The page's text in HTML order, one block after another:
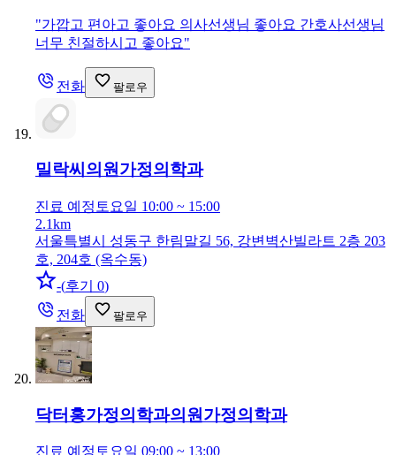
"가깝고 편아고 좋아요 의사선생님 좋아요 간호사선생님
너무 친절하시고 좋아요"
전화 팔로우
밀락씨의원가정의학과
진료 예정 토요일 10:00 ~ 15:00
2.1km
서울특별시 성동구 한림말길 56, 강변벽산빌라트 2층 203
호, 204호 (옥수동)
-(후기 0)
전화
팔로우
닥터홍가정의학과의원 가정의학과
진료 예정 토요일 09:00 ~ 13:00